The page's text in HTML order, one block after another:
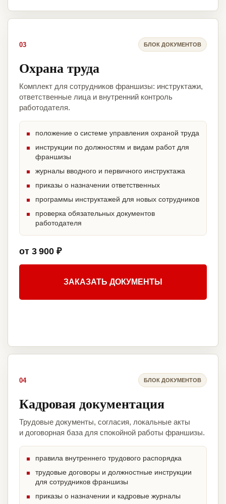
03 БЛОК ДОКУМЕНТОВ
Охрана труда
Комплект для сотрудников франшизы: инструктажи,
ответственные лица и внутренний контроль
работодателя.
положение о системе управления охраной труда
инструкции по должностям и видам работ для
франшизы
журналы вводного и первичного инструктажа
приказы о назначении ответственных
программы инструктажей для новых сотрудников
проверка обязательных документов
работодателя
от 3 900 ₽
ЗАКАЗАТЬ ДОКУМЕНТЫ
04 БЛОК ДОКУМЕНТОВ
Кадровая документация
Трудовые документы, согласия, локальные акты
и договорная база для спокойной работы франшизы.
правила внутреннего трудового распорядка
трудовые договоры и должностные инструкции
для сотрудников франшизы
приказы о назначении и кадровые журналы